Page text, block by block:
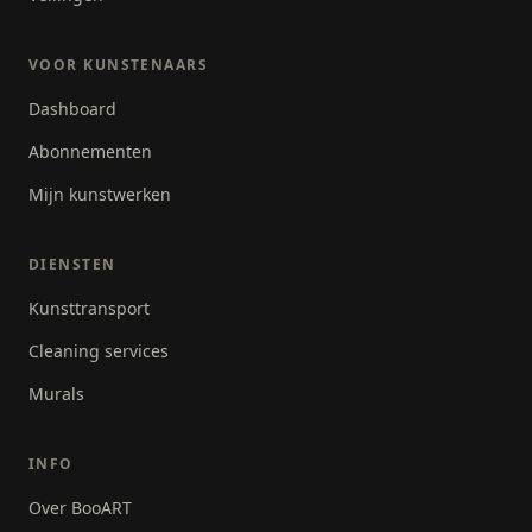
VOOR KUNSTENAARS
Dashboard
Abonnementen
Mijn kunstwerken
DIENSTEN
Kunsttransport
Cleaning services
Murals
INFO
Over BooART